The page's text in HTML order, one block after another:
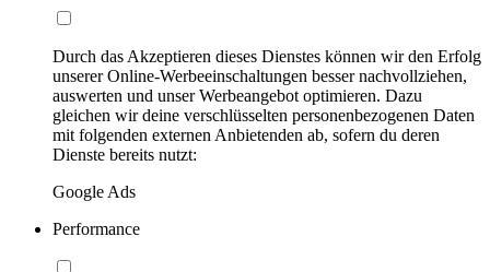
Durch das Akzeptieren dieses Dienstes können wir den Erfolg
unserer Online-Werbeeinschaltungen besser nachvollziehen,
auswerten und unser Werbeangebot optimieren. Dazu
gleichen wir deine verschlüsselten personenbezogenen Daten
mit folgenden externen Anbietenden ab, sofern du deren
Dienste bereits nutzt:
Google Ads
Performance